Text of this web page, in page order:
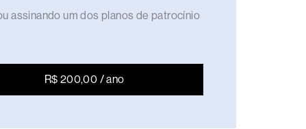
assinando um dos planos de patrocínio
R$ 200,00 / ano